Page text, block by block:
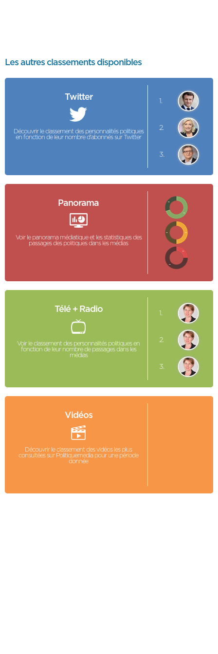
Les autres classements disponibles
Twitter
Découvrir le classement des personnalités politiques
en fonction de leur nombre d'abonnés sur Twitter
1.
2.
3.
Panorama
Voir le panorama médiatique et les statistiques des
passages des politiques dans les médias
Télé + Radio
Voir le classement des personnalités politiques en
fonction de leur nombre de passages dans les
médias
1.
2.
3.
Vidéos
Découvrir le classement des vidéos les plus
consultées sur Politiquemedia pour une période
donnée